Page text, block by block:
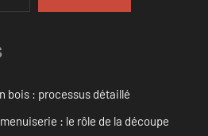
bois : processus détaillé
: le rôle de la découpe